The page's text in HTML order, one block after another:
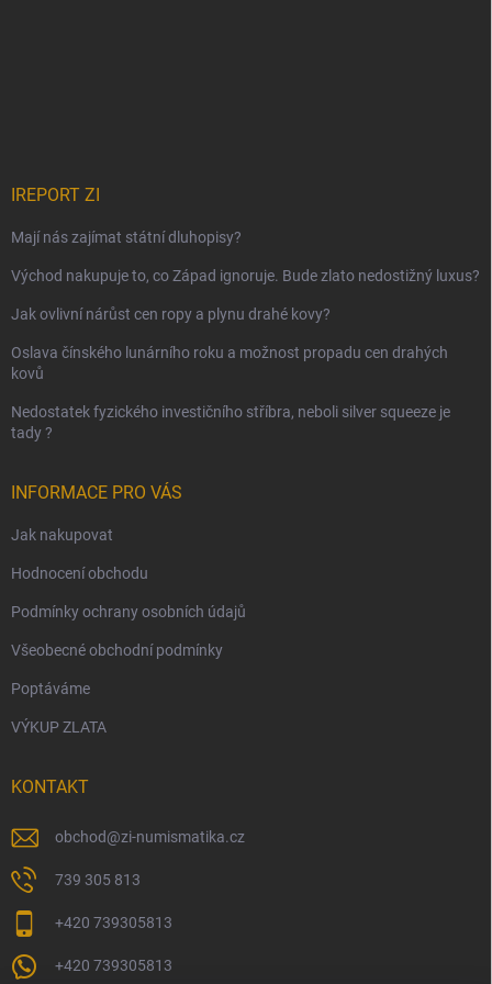
IREPORT ZI
Mají nás zajímat státní dluhopisy?
Východ nakupuje to, co Západ ignoruje. Bude zlato nedostižný luxus?
Jak ovlivní nárůst cen ropy a plynu drahé kovy?
Oslava čínského lunárního roku a možnost propadu cen drahých
kovů
Nedostatek fyzického investičního stříbra, neboli silver squeeze je
tady ?
INFORMACE PRO VÁS
Jak nakupovat
Hodnocení obchodu
Podmínky ochrany osobních údajů
Všeobecné obchodní podmínky
Poptáváme
VÝKUP ZLATA
KONTAKT
obchod@zi-numismatika.cz
739 305 813
+420 739305813
+420 739305813